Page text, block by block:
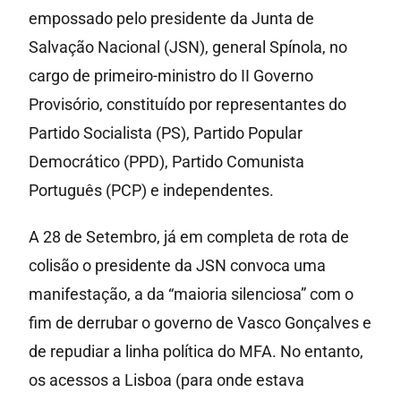
empossado pelo presidente da Junta de
Salvação Nacional (JSN), general Spínola, no
cargo de primeiro-ministro do II Governo
Provisório, constituído por representantes do
Partido Socialista (PS), Partido Popular
Democrático (PPD), Partido Comunista
Português (PCP) e independentes.
A 28 de Setembro, já em completa de rota de
colisão o presidente da JSN convoca uma
manifestação, a da “maioria silenciosa” com o
fim de derrubar o governo de Vasco Gonçalves e
de repudiar a linha política do MFA. No entanto,
os acessos a Lisboa (para onde estava